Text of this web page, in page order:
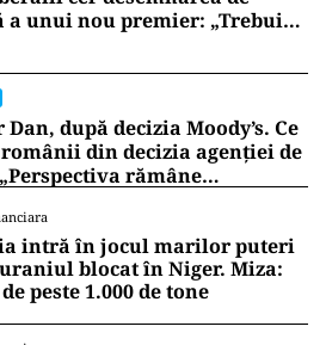
a unui nou premier: „Trebuie
după decizia Moody’s. Ce
din decizia agenției de
rămâne
intră în jocul marilor puteri
blocat în Niger. Miza:
peste 1.000 de tone